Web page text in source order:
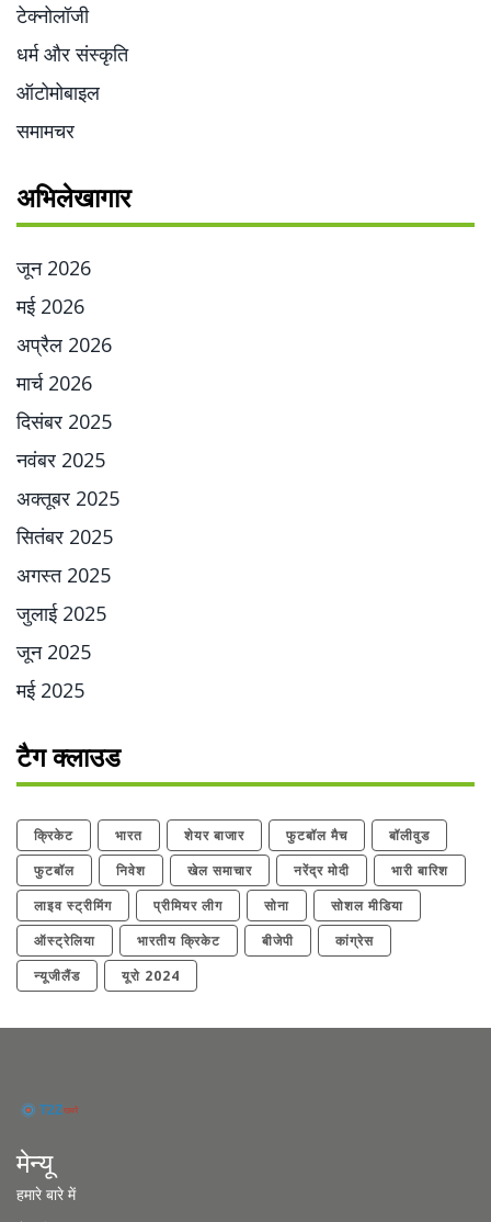
टेक्नोलॉजी
धर्म और संस्कृति
ऑटोमोबाइल
समामचर
अभिलेखागार
जून 2026
मई 2026
अप्रैल 2026
मार्च 2026
दिसंबर 2025
नवंबर 2025
अक्तूबर 2025
सितंबर 2025
अगस्त 2025
जुलाई 2025
जून 2025
मई 2025
टैग क्लाउड
क्रिकेट भारत शेयर बाजार फुटबॉल मैच
बॉलीवुड
फुटबॉल
निवेश खेल समाचार नरेंद्र मोदी
भारी बारिश
लाइव स्ट्रीमिंग
प्रीमियर लीग सोना
सोशल मीडिया
ऑस्ट्रेलिया
भारतीय क्रिकेट बीजेपी
कांग्रेस
न्यूजीलैंड
यूरो 2024
मेन्यू
हमारे बारे में